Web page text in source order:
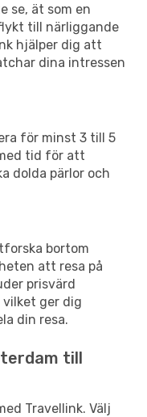
se, ät som en
till närliggande
hjälper dig att
dina intressen
för minst 3 till 5
tid för att
dolda pärlor och
bortom
att resa på
prisvärd
vilket ger dig
din resa.
till
Travellink. Välj